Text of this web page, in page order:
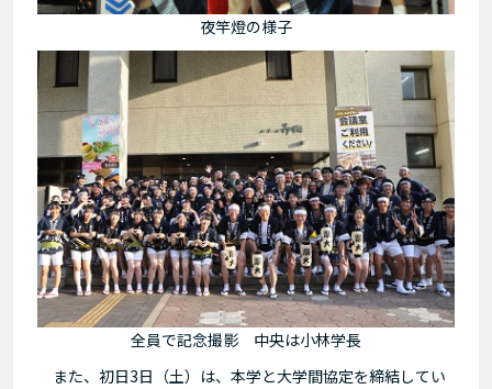
夜竿燈の様子
全員で記念撮影 中央は小林学長
また、初日3日（土）は、本学と大学間協定を締結してい